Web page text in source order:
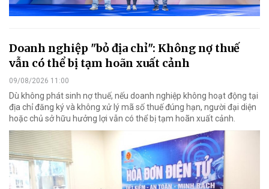
Doanh nghiệp "bỏ địa chỉ": Không nợ thuế
vẫn có thể bị tạm hoãn xuất cảnh
09/08/2026 11:00
Dù không phát sinh nợ thuế, nếu doanh nghiệp không hoạt động tại
địa chỉ đăng ký và không xử lý mã số thuế đúng hạn, người đại diện
hoặc chủ sở hữu hưởng lợi vẫn có thể bị tạm hoãn xuất cảnh.